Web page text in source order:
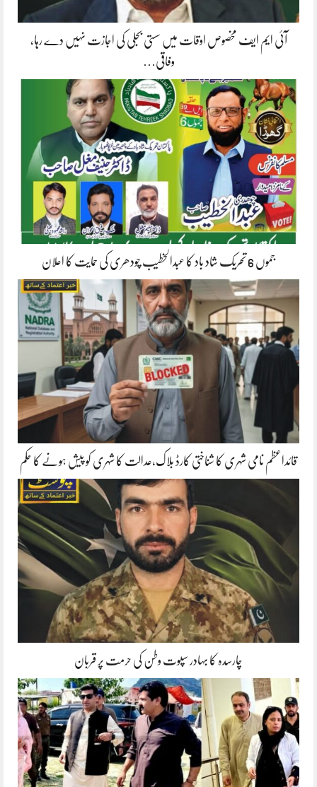
آئی ایم ایف مخصوص اوقات میں سستی بجلی کی اجازت نہیں دے رہا،
وفاقی…
جموں 6 تحریک شاد باد کا عبدالخطیب چودھری کی حمایت کا اعلان
قائداعظم نامی شہری کا شناختی کارڈ بلاک،عدالت کا شہری کو پیش ہونے کا حکم
چارسدہ کا بہادر سپوت وطن کی حرمت پر قربان